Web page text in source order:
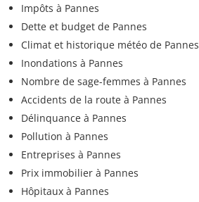
Impôts à Pannes
Dette et budget de Pannes
Climat et historique météo de Pannes
Inondations à Pannes
Nombre de sage-femmes à Pannes
Accidents de la route à Pannes
Délinquance à Pannes
Pollution à Pannes
Entreprises à Pannes
Prix immobilier à Pannes
Hôpitaux à Pannes